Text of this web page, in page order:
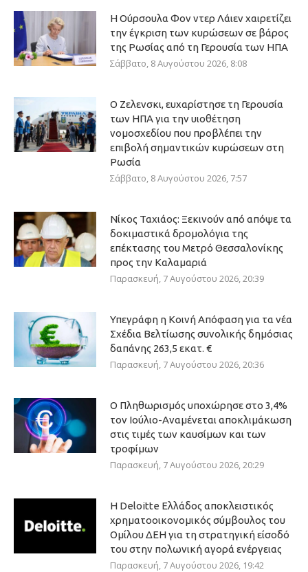
Η Ούρσουλα Φον ντερ Λάιεν χαιρετίζει
την έγκριση των κυρώσεων σε βάρος
της Ρωσίας από τη Γερουσία των ΗΠΑ
Σάββατο, 8 Αυγούστου 2026, 8:08
Ο Ζελενσκι, ευχαρίστησε τη Γερουσία
των ΗΠΑ για την υιοθέτηση
νομοσχεδίου που προβλέπει την
επιβολή σημαντικών κυρώσεων στη
Ρωσία
Σάββατο, 8 Αυγούστου 2026, 7:57
Νίκος Ταχιάος: Ξεκινούν από απόψε τα
δοκιμαστικά δρομολόγια της
επέκτασης του Μετρό Θεσσαλονίκης
προς την Καλαμαριά
Παρασκευή, 7 Αυγούστου 2026, 20:39
Υπεγράφη η Κοινή Απόφαση για τα νέα
Σχέδια Βελτίωσης συνολικής δημόσιας
δαπάνης 263,5 εκατ. €
Παρασκευή, 7 Αυγούστου 2026, 20:36
Ο Πληθωρισμός υποχώρησε στο 3,4%
τον Ιούλιο-Αναμένεται αποκλιμάκωση
στις τιμές των καυσίμων και των
τροφίμων
Παρασκευή, 7 Αυγούστου 2026, 20:29
Η Deloitte Ελλάδος αποκλειστικός
χρηματοοικονομικός σύμβουλος του
Ομίλου ΔΕΗ για τη στρατηγική είσοδό
του στην πολωνική αγορά ενέργειας
Παρασκευή, 7 Αυγούστου 2026, 19:42